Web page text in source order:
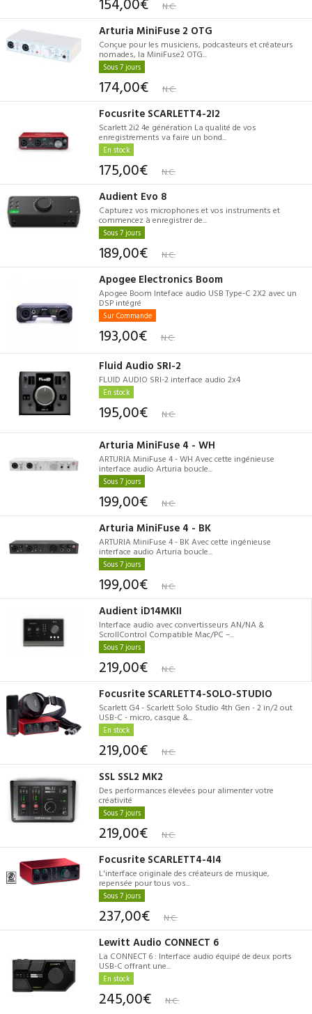
N.C.
Arturia MiniFuse 2 OTG
Conçue pour les musiciens, podcasteurs et créateurs
nomades, la MiniFuse2 OTG...
Sous 7 jours
174,00€ N.C.
Focusrite SCARLETT4-2I2
Scarlett 2i2 4e génération La qualité de vos
enregistrements va faire un bond...
En stock
175,00€ N.C.
Audient Evo 8
Capturez vos microphones et vos instruments et
commencez à enregistrer de...
Sous 7 jours
189,00€ N.C.
Apogee Electronics Boom
Apogee Boom Inteface audio USB Type-C 2X2 avec un
DSP intégré
Sur Commande
193,00€ N.C.
Fluid Audio SRI-2
FLUID AUDIO SRI-2 interface audio 2x4
En stock
195,00€ N.C.
Arturia MiniFuse 4 - WH
ARTURIA MiniFuse 4 - WH Avec cette ingénieuse
interface audio Arturia boucle...
Sous 7 jours
199,00€ N.C.
Arturia MiniFuse 4 - BK
ARTURIA MiniFuse 4 - BK Avec cette ingénieuse
interface audio Arturia boucle...
Sous 7 jours
199,00€ N.C.
Audient iD14MKII
Interface audio avec convertisseurs AN/NA &
ScrollControl Compatible Mac/PC –...
Sous 7 jours
219,00€ N.C.
Focusrite SCARLETT4-SOLO-STUDIO
Scarlett G4 - Scarlett Solo Studio 4th Gen - 2 in/2 out
USB-C - micro, casque &...
En stock
219,00€ N.C.
SSL SSL2 MK2
Des performances élevées pour alimenter votre
créativité
Sous 7 jours
219,00€ N.C.
Focusrite SCARLETT4-4I4
L'interface originale des créateurs de musique,
repensée pour tous vos...
Sous 7 jours
237,00€ N.C.
Lewitt Audio CONNECT 6
La CONNECT 6 : Interface audio équipé de deux ports
USB-C offrant une...
En stock
245,00€ N.C.